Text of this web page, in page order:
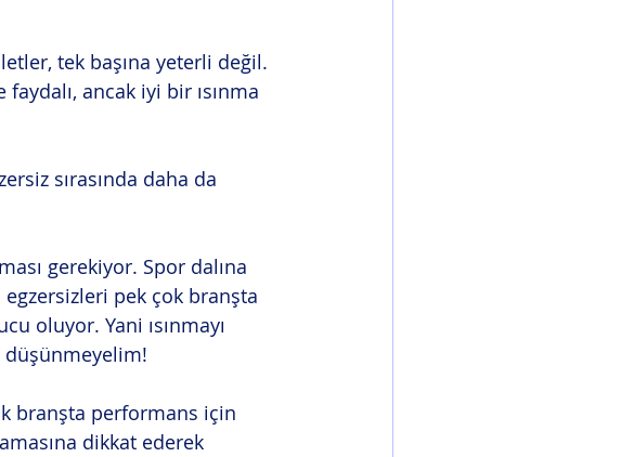
tek başına yeterli değil.
ancak iyi bir ısınma
sırasında daha da
gerekiyor. Spor dalına
pek çok branşta
oluyor. Yani ısınmayı
düşünmeyelim!
branşta performans için
dikkat ederek